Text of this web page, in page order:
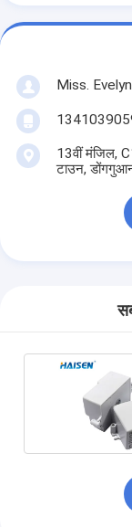
Miss.
13वीं मंजिल,
टाउन,